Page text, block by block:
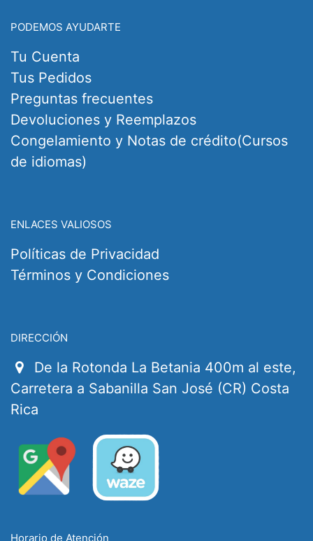
PODEMOS AYUDARTE
Tu Cuenta
Tus Pedidos
Preguntas frecuentes
Devoluciones y Reemplazos
Congelamiento y Notas de crédito(Cursos
de idiomas)
ENLACES VALIOSOS
Políticas de Privacidad
Términos y Condiciones
DIRECCIÓN
De la Rotonda La Betania 400m al este,
Carretera a Sabanilla San José (CR) Costa
Rica
Horario de Atención